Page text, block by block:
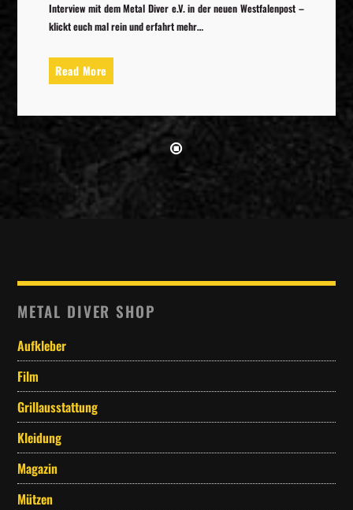
Interview mit dem Metal Diver e.V. in der neuen Westfalenpost –
klickt euch mal rein und erfahrt mehr…
Read More
METAL DIVER SHOP
Aufkleber
Film
Grillausstattung
Kleidung
Magazin
Mützen